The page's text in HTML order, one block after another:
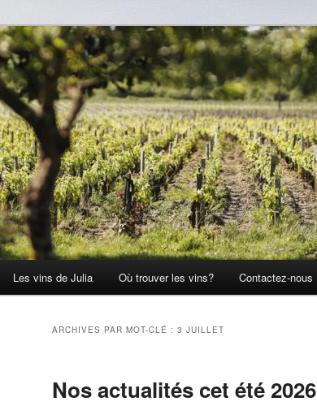
Les vins de Julia Où trouver les vins? Contactez-nous
ARCHIVES PAR MOT-CLÉ : 3 JUILLET
Nos actualités cet été 2026